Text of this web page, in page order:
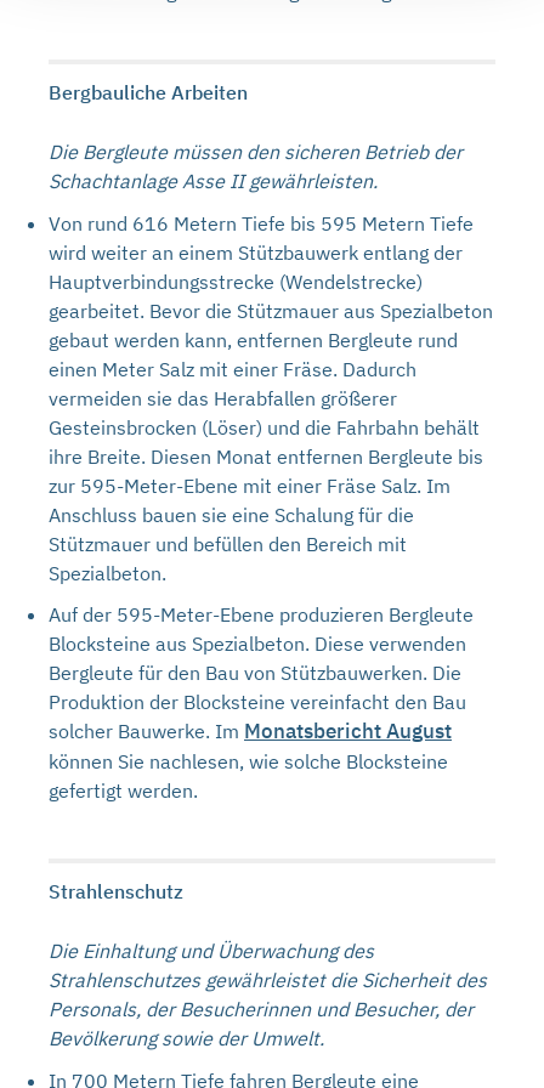
Bergbauliche Arbeiten
Die Bergleute müssen den sicheren Betrieb der
Schachtanlage Asse II gewährleisten.
Von rund 616 Metern Tiefe bis 595 Metern Tiefe
wird weiter an einem Stützbauwerk entlang der
Hauptverbindungsstrecke (Wendelstrecke)
gearbeitet. Bevor die Stützmauer aus Spezialbeton
gebaut werden kann, entfernen Bergleute rund
einen Meter Salz mit einer Fräse. Dadurch
vermeiden sie das Herabfallen größerer
Gesteinsbrocken (Löser) und die Fahrbahn behält
ihre Breite. Diesen Monat entfernen Bergleute bis
zur 595-Meter-Ebene mit einer Fräse Salz. Im
Anschluss bauen sie eine Schalung für die
Stützmauer und befüllen den Bereich mit
Spezialbeton.
Auf der 595-Meter-Ebene produzieren Bergleute
Blocksteine aus Spezialbeton. Diese verwenden
Bergleute für den Bau von Stützbauwerken. Die
Produktion der Blocksteine vereinfacht den Bau
solcher Bauwerke. Im Monatsbericht August
können Sie nachlesen, wie solche Blocksteine
gefertigt werden.
Strahlenschutz
Die Einhaltung und Überwachung des
Strahlenschutzes gewährleistet die Sicherheit des
Personals, der Besucherinnen und Besucher, der
Bevölkerung sowie der Umwelt.
In 700 Metern Tiefe fahren Bergleute eine